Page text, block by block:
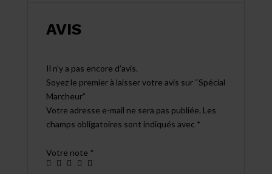
AVIS
Il n’y a pas encore d’avis.
Soyez le premier à laisser votre avis sur “Spécial
Marcheur”
Votre adresse e-mail ne sera pas publiée. Les
champs obligatoires sont indiqués avec *
Votre note *